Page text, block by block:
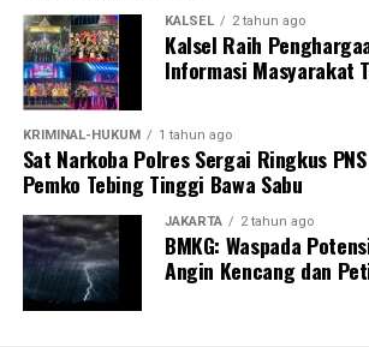
KALSEL 2 tahun ago
Kalsel Raih
Informasi Masyarakat
KRIMINAL-HUKUM 1 tahun ago
Sat Narkoba Polres Sergai Ringkus PNS
Pemko Tebing Tinggi Bawa Sabu
JAKARTA 2 tahun ago
BMKG: Waspada
Angin Kencang dan